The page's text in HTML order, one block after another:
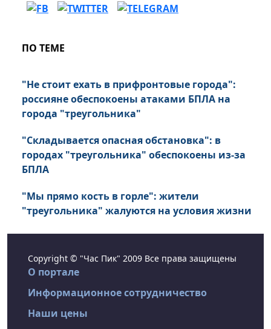
ПО ТЕМЕ
"Не стоит ехать в прифронтовые города":
россияне обеспокоены атаками БПЛА на
города "треугольника"
"Складывается опасная обстановка": в
городах "треугольника" обеспокоены из-за
БПЛА
"Мы прямо кость в горле": жители
"треугольника" жалуются на условия жизни
Copyright © "Час Пик" 2009 Все права защищены
О портале
Информационное сотрудничество
Наши цены